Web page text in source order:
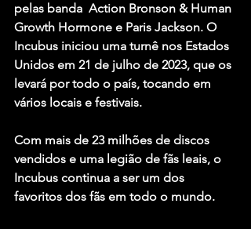
pelas banda Action Bronson & Human
Growth Hormone e Paris Jackson. O
Incubus iniciou uma turnê nos Estados
Unidos em 21 de julho de 2023, que os
levará por todo o país, tocando em
vários locais e festivais.
Com mais de 23 milhões de discos
vendidos e uma legião de fãs leais, o
Incubus continua a ser um dos
favoritos dos fãs em todo o mundo.